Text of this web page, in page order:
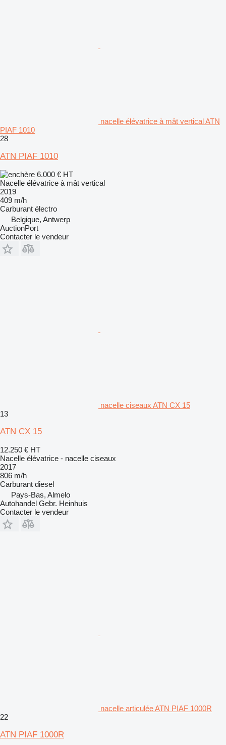
nacelle élévatrice à mât vertical ATN
PIAF 1010
28
ATN PIAF 1010
6.000 € HT
Nacelle élévatrice à mât vertical
2019
409 m/h
Carburant électro
Belgique, Antwerp
AuctionPort
Contacter le vendeur
nacelle ciseaux ATN CX 15
13
ATN CX 15
12.250 € HT
Nacelle élévatrice - nacelle ciseaux
2017
806 m/h
Carburant diesel
Pays-Bas, Almelo
Autohandel Gebr. Heinhuis
Contacter le vendeur
nacelle articulée ATN PIAF 1000R
22
ATN PIAF 1000R